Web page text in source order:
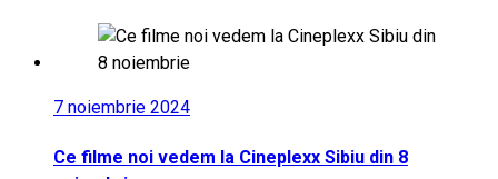
7 noiembrie 2024
Ce filme noi vedem la Cineplexx Sibiu din 8